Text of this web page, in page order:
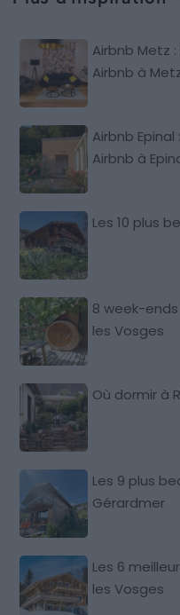
Airbnb Metz
Airbnb à
Airbnb
Airbnb à
Les 10 plus
8 week-
les Vosges
Où dormir à
Les 9 plus
Gérardmer
Les 6
les Vosges